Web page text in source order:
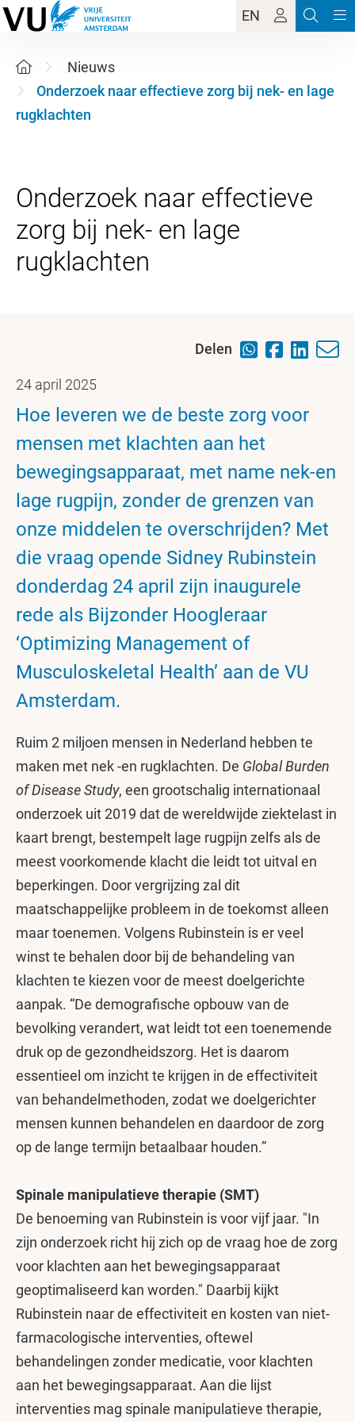
EN
Nieuws
Onderzoek naar effectieve zorg bij nek- en lage
rugklachten
Onderzoek naar effectieve
zorg bij nek- en lage
Delen
24 april 2025
Hoe leveren we de beste zorg voor
mensen met klachten aan het
bewegingsapparaat, met name nek-en
lage rugpijn, zonder de grenzen van
onze middelen te overschrijden? Met
die vraag opende Sidney Rubinstein
donderdag 24 april zijn inaugurele
rede als Bijzonder Hoogleraar
‘Optimizing Management of
Musculoskeletal Health’ aan de VU
Amsterdam.
Ruim 2 miljoen mensen in Nederland hebben te
maken met nek -en rugklachten. De Global Burden
of Disease Study, een grootschalig internationaal
onderzoek uit 2019 dat de wereldwijde ziektelast in
kaart brengt, bestempelt lage rugpijn zelfs als de
meest voorkomende klacht die leidt tot uitval en
beperkingen. Door vergrijzing zal dit
maatschappelijke probleem in de toekomst alleen
maar toenemen. Volgens Rubinstein is er veel
winst te behalen door bij de behandeling van
klachten te kiezen voor de meest doelgerichte
aanpak. “De demografische opbouw van de
bevolking verandert, wat leidt tot een toenemende
druk op de gezondheidszorg. Het is daarom
essentieel om inzicht te krijgen in de effectiviteit
van behandelmethoden, zodat we doelgerichter
mensen kunnen behandelen en daardoor de zorg
op de lange termijn betaalbaar houden.”
Spinale manipulatieve therapie (SMT)
De benoeming van Rubinstein is voor vijf jaar. "In
zijn onderzoek richt hij zich op de vraag hoe de zorg
voor klachten aan het bewegingsapparaat
geoptimaliseerd kan worden." Daarbij kijkt
Rubinstein naar de effectiviteit en kosten van niet-
farmacologische interventies, oftewel
behandelingen zonder medicatie, voor klachten
aan het bewegingsapparaat. Aan die lijst
interventies mag spinale manipulatieve therapie,